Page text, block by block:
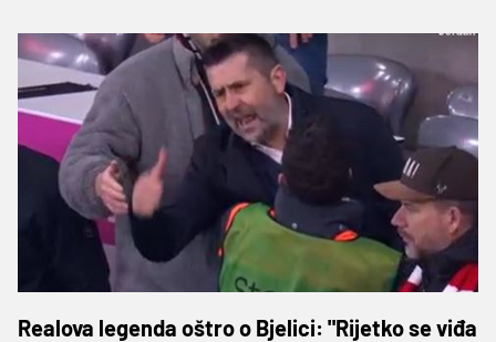
Realova legenda oštro o Bjelici: "Rijetko se viđa